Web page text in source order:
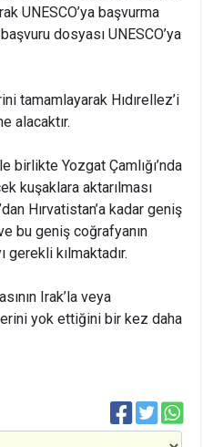
UNESCO’ya başvurma
dosyası UNESCO’ya
tamamlayarak Hıdırellez’i
alacaktır.
birlikte Yozgat Çamlığı’nda
kuşaklara aktarılması
Hırvatistan’a kadar geniş
bu geniş coğrafyanın
gerekli kılmaktadır.
Irak’la veya
yok ettiğini bir kez daha